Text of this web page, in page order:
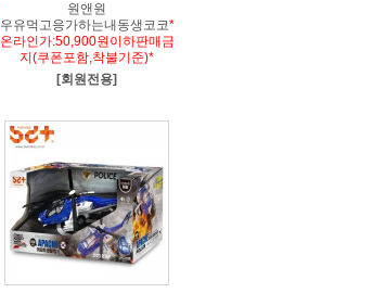
원앤원
우유먹고응가하는내동생코코*
온라인가:50,900원이하판매금
지(쿠폰포함,착불기준)*
[회원전용]